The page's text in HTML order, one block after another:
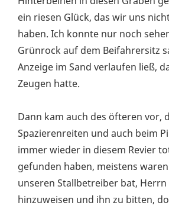
ein riesen Glück, das wir uns
haben. Ich konnte nur noch
Grünrock auf dem Beifahrersitz
Anzeige im Sand verlaufen ließ,
Zeugen hatte.
Dann kam auch des öfteren vor,
Spazierenreiten und auch beim
immer wieder in diesem Revier
gefunden haben, meistens waren
unseren Stallbetreiber bat,
hinzuweisen und ihn zu bitten,